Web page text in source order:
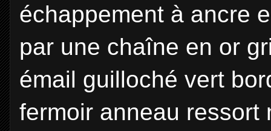
échappement à ancre
par une chaîne en or
émail guilloché vert
fermoir anneau ressort